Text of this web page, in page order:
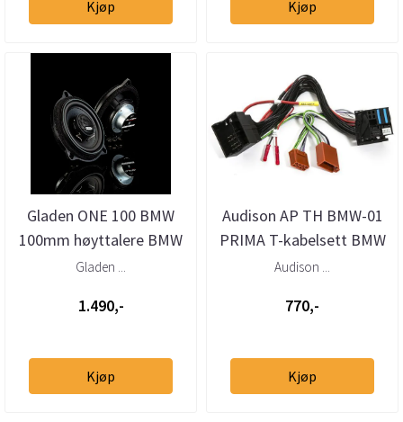
Kjøp Kjøp
Gladen ONE 100 BMW
100mm høyttalere BMW
Gladen ...
1.490,-
Kjøp
Audison AP TH BMW-01
PRIMA T-kabelsett BMW
Mini (2001–>)
Audison ...
770,-
Kjøp